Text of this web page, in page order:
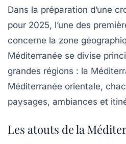
Dans la préparation d’une
pour 2025, l’une des
concerne la zone
Méditerranée se divise
grandes régions : la
Méditerranée orientale,
paysages, ambiances et
Les atouts de la